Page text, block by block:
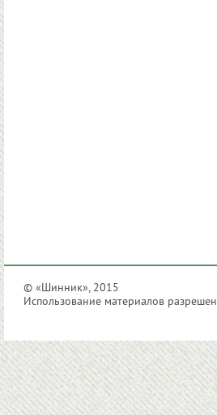
© «Шинник», 2015
Использование материалов